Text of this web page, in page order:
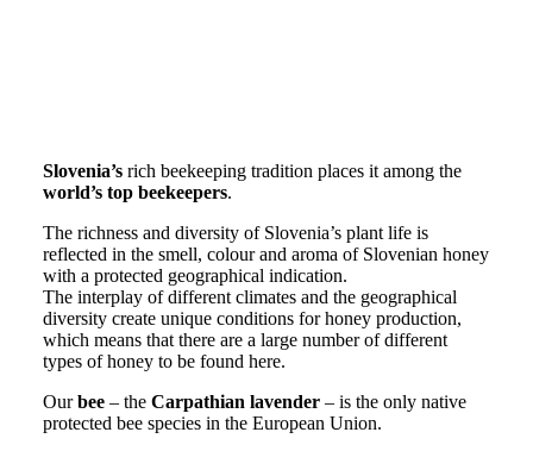
Slovenia’s rich beekeeping tradition places it among the
world’s top beekeepers.
The richness and diversity of Slovenia’s plant life is
reflected in the smell, colour and aroma of Slovenian honey
with a protected geographical indication.
The interplay of different climates and the geographical
diversity create unique conditions for honey production,
which means that there are a large number of different
types of honey to be found here.
Ourbee – the Carpathian lavender – is the only native
protected bee species in the European Union.